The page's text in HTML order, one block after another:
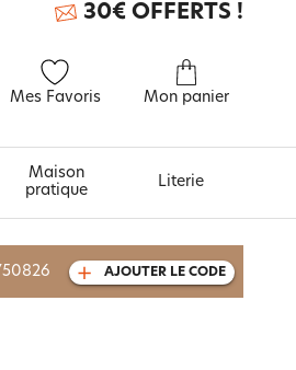
Mes Favoris Mon panier
30€ OFFERTS !
À découvrir aussi
Maison
pratique
Literie
AJOUTER LE CODE